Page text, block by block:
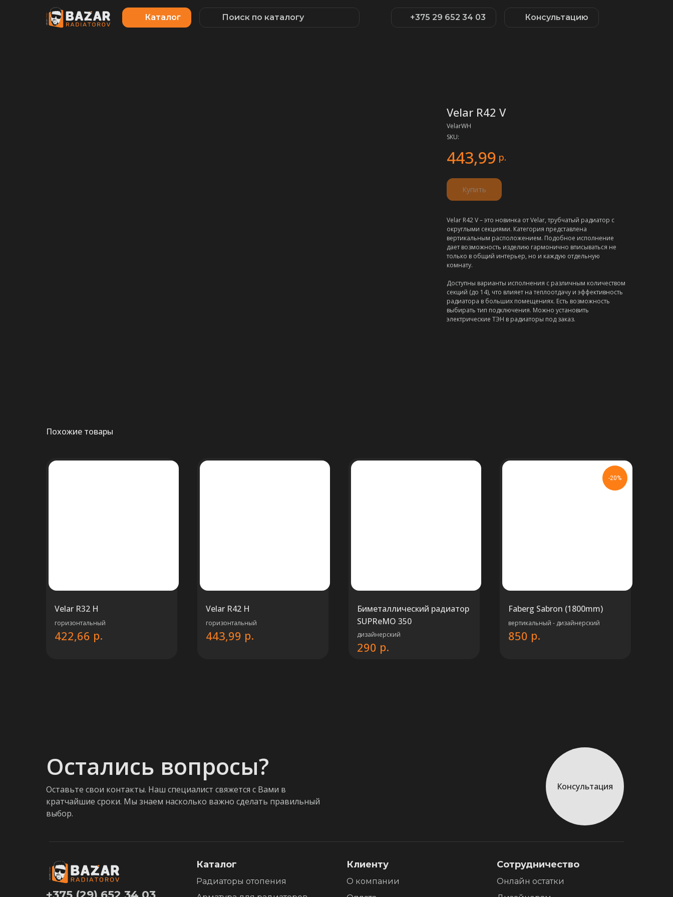
Консультацию
+375 29 652 34 03
Каталог Поиск по каталогу
Velar R42 V
VelarWH
SKU:
443,99 р.
Купить
Velar R42 V – это новинка от Velar, трубчатый радиатор с
округлыми секциями. Категория представлена
вертикальным расположением. Подобное исполнение
дает возможность изделию гармонично вписываться не
только в общий интерьер, но и каждую отдельную
комнату.
Доступны варианты исполнения с различным количеством
секций (до 14), что влияет на теплоотдачу и эффективность
радиатора в больших помещениях. Есть возможность
выбирать тип подключения. Можно установить
электрические ТЭН в радиаторы под заказ.
Похожие товары
Velar R32 H
горизонтальный
422,66 р.
Velar R42 H
горизонтальный
443,99 р.
Биметаллический радиатор
SUPReMO 350
дизайнерский
290 р.
-20%
Faberg Sabron (1800mm)
вертикальный - дизайнерский
850 р.
Остались вопросы?
Оставьте свои контакты. Наш специалист свяжется с Вами в
кратчайшие сроки. Мы знаем насколько важно сделать правильный
выбор.
Консультация
Клиенту
О компании
Сотрудничество
Каталог
Радиаторы отопения
Онлайн остатки